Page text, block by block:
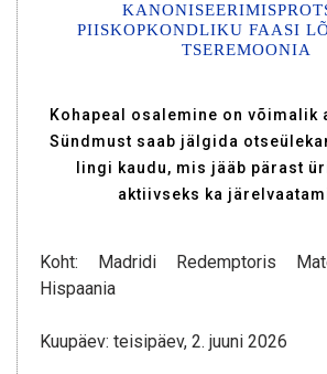
PIISKOPKONDLIKU FAASI
TSEREMOONIA
Kohapeal osalemine on võimalik
Sündmust saab jälgida
lingi kaudu, mis jääb pärast
aktiivseks ka
Koht: Madridi Redemptoris
Hispaania
Kuupäev: teisipäev, 2. juuni 2026